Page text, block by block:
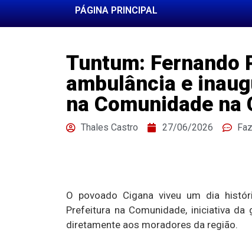
PÁGINA PRINCIPAL
Tuntum: Fernando
ambulância e
na Comunidade na
Thales Castro 27/06/2026
O povoado Cigana viveu um dia
Prefeitura na Comunidade, iniciativa
diretamente aos moradores da região.